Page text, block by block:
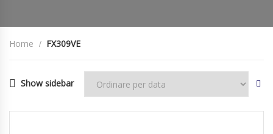
Home FX309VE
Show sidebar